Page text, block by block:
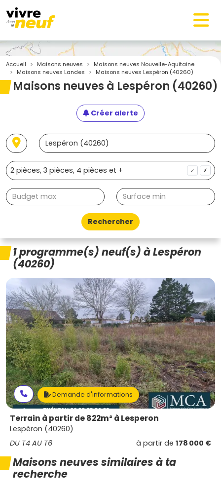
Accueil Maisons neuves
Maisons neuves Nouvelle-Aquitaine
Maisons neuves Landes
Maisons neuves Lespéron (40260)
Maisons neuves à Lespéron (40260)
Créer alerte
✓ ✗
Rechercher
1 programme(s) neuf(s) à Lespéron
(40260)
Demande d'informations
Terrain à partir de 822m² à Lesperon
Lespéron (40260)
DU T4 AU T6
à partir de 178 000 €
Maisons neuves similaires à ta
recherche